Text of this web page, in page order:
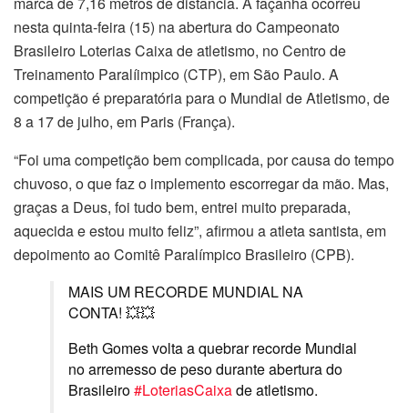
nesta quinta-feira (15) na abertura do Campeonato
Brasileiro Loterias Caixa de atletismo, no Centro de
Treinamento Paralíimpico (CTP), em São Paulo. A
competição é preparatória para o Mundial de Atletismo, de
8 a 17 de julho, em Paris (França).
“Foi uma competição bem complicada, por causa do tempo
chuvoso, o que faz o implemento escorregar da mão. Mas,
graças a Deus, foi tudo bem, entrei muito preparada,
aquecida e estou muito feliz”, afirmou a atleta santista, em
depoimento ao Comitê Paralímpico Brasileiro (CPB).
MAIS UM RECORDE MUNDIAL NA
CONTA! 💥💥
Beth Gomes volta a quebrar recorde Mundial
no arremesso de peso durante abertura do
Brasileiro#LoteriasCaixade atletismo.